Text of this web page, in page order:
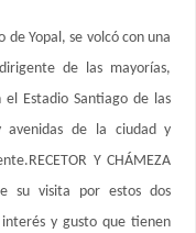
de Yopal, se volcó con una
de las mayorías,
Estadio Santiago de las
avenidas de la ciudad y
Y CHÁMEZA
su visita por estos dos
y gusto que tienen